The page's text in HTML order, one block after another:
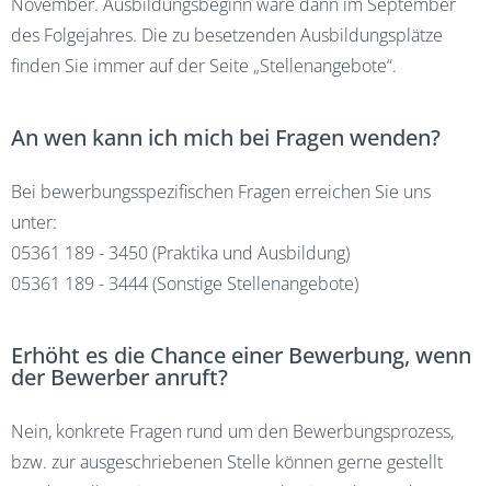
des Folgejahres. Die zu besetzenden Ausbildungsplätze
finden Sie immer auf der Seite „Stellenangebote“.
An wen kann ich mich bei Fragen wenden?
Bei bewerbungsspezifischen Fragen erreichen Sie uns
unter:
05361 189 - 3450 (Praktika und Ausbildung)
05361 189 - 3444 (Sonstige Stellenangebote)
Erhöht es die Chance einer Bewerbung, wenn
der Bewerber anruft?
Nein, konkrete Fragen rund um den Bewerbungsprozess,
bzw. zur ausgeschriebenen Stelle können gerne gestellt